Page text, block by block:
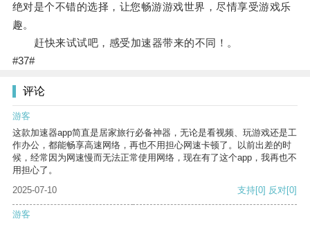
绝对是个不错的选择，让您畅游游戏世界，尽情享受游戏乐
趣。
赶快来试试吧，感受加速器带来的不同！。
#37#
评论
游客
这款加速器app简直是居家旅行必备神器，无论是看视频、玩游戏还是工
作办公，都能畅享高速网络，再也不用担心网速卡顿了。以前出差的时
候，经常因为网速慢而无法正常使用网络，现在有了这个app，我再也不
用担心了。
2025-07-10
支持[0] 反对[0]
游客